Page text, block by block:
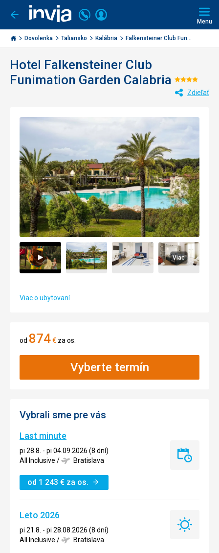
Ísť
späť
Invia.sk
Volajte
+421
2
3221
Prihlásiť
Menu
Dovolenka Taliansko Kalábria Falkensteiner Club Fun...
Hotel Falkensteiner Club
Funimation Garden Calabria
4/5Zdieľať
Viac
Viac o ubytovaní
od 874€ za os.
Vyberte termín
Vybrali sme pre vás
Last minute
pi 28.8. - pi 04.09.2026 (8 dní)
All Inclusive / Bratislava
od 1 243 € za os.
Last
Leto 2026
pi 21.8. - pi 28.08.2026 (8 dní)
All Inclusive / Bratislava
Leto